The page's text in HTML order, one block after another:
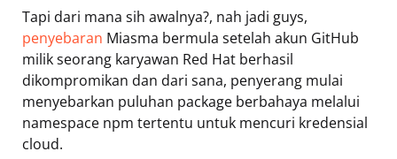
Tapi dari mana sih awalnya?, nah jadi guys,
penyebaran Miasma bermula setelah akun GitHub
milik seorang karyawan Red Hat berhasil
dikompromikan dan dari sana, penyerang mulai
menyebarkan puluhan package berbahaya melalui
namespace npm tertentu untuk mencuri kredensial
cloud.